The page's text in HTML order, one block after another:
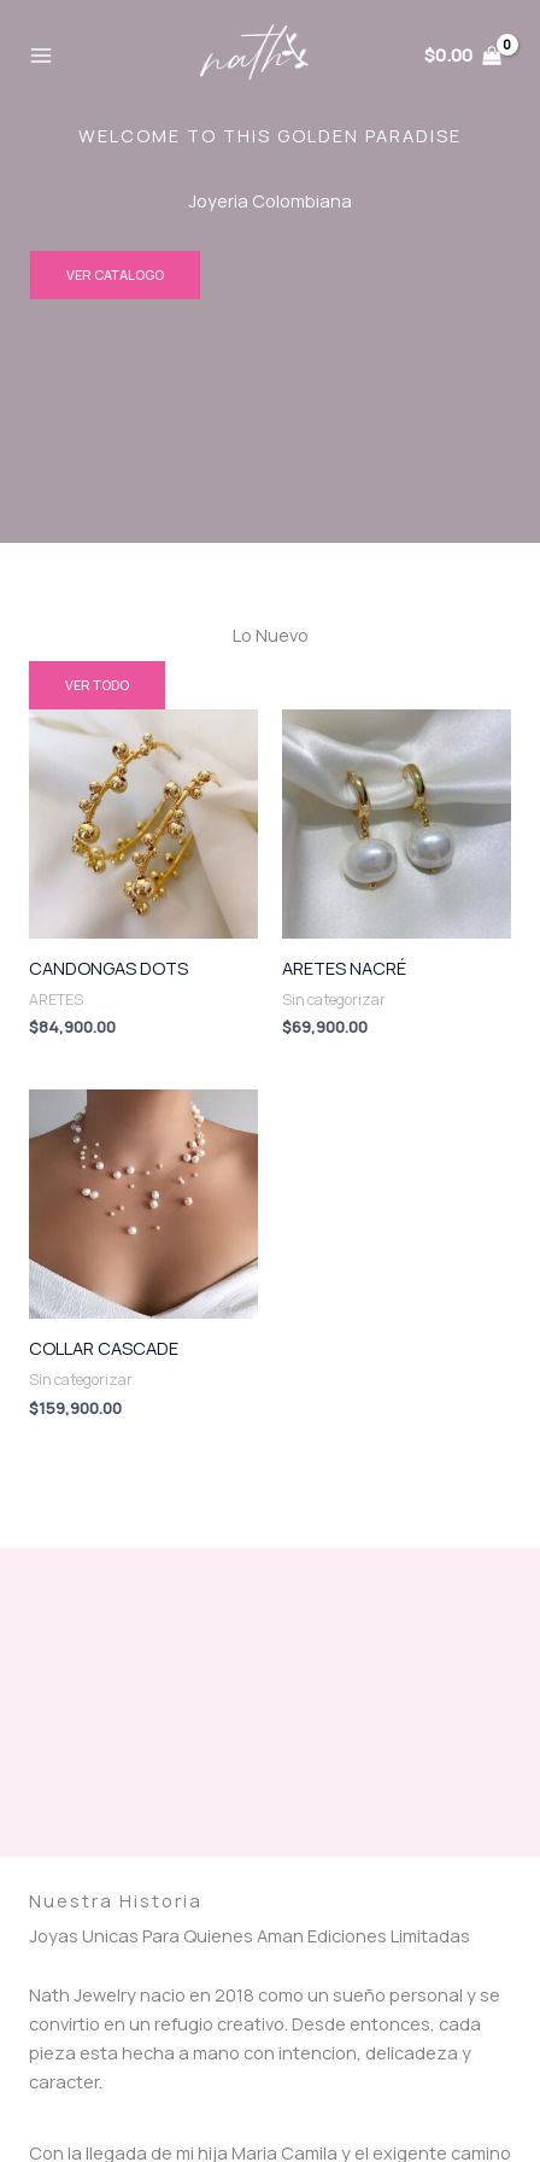
$0.00
WELCOME TO THIS GOLDEN PARADISE
Joyeria Colombiana
VER CATALOGO
Lo Nuevo
VER TODO
CANDONGAS DOTS
ARETES
$84,900.00
ARETES NACRÉ
Sin categorizar
$69,900.00
COLLAR CASCADE
Sin categorizar
$159,900.00
Nuestra Historia
Joyas Unicas Para Quienes Aman Ediciones Limitadas
Nath Jewelry nacio en 2018 como un sueño personal y se
convirtio en un refugio creativo. Desde entonces, cada
pieza esta hecha a mano con intencion, delicadeza y
caracter.
Con la llegada de mi hija Maria Camila y el exigente camino